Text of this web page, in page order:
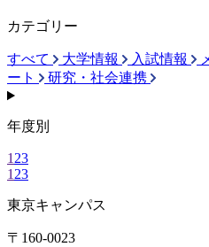
カテゴリー
すべて 大学情報 入試情報
ート
研究・社会連携
年度別
1 23
1 23
東京キャンパス
〒160-0023